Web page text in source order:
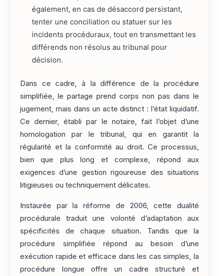
également, en cas de désaccord persistant,
tenter une conciliation ou statuer sur les
incidents procéduraux, tout en transmettant les
différends non résolus au tribunal pour
décision.
Dans ce cadre, à la différence de la procédure
simplifiée, le partage prend corps non pas dans le
jugement, mais dans un acte distinct : l’état liquidatif.
Ce dernier, établi par le notaire, fait l’objet d’une
homologation par le tribunal, qui en garantit la
régularité et la conformité au droit. Ce processus,
bien que plus long et complexe, répond aux
exigences d’une gestion rigoureuse des situations
litigieuses ou techniquement délicates.
Instaurée par la réforme de 2006, cette dualité
procédurale traduit une volonté d’adaptation aux
spécificités de chaque situation. Tandis que la
procédure simplifiée répond au besoin d’une
exécution rapide et efficace dans les cas simples, la
procédure longue offre un cadre structuré et